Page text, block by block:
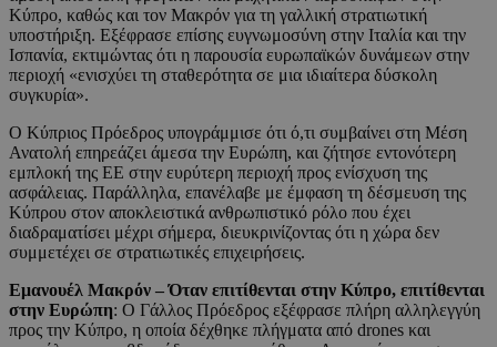
Κύπρο, καθώς και τον Μακρόν για τη γαλλική στρατιωτική
υποστήριξη. Εξέφρασε επίσης ευγνωμοσύνη στην Ιταλία και την
Ισπανία, εκτιμώντας ότι η παρουσία ευρωπαϊκών δυνάμεων στην
περιοχή «ενισχύει τη σταθερότητα σε μια ιδιαίτερα δύσκολη
συγκυρία».
Ο Κύπριος Πρόεδρος υπογράμμισε ότι ό,τι συμβαίνει στη Μέση
Ανατολή επηρεάζει άμεσα την Ευρώπη, και ζήτησε εντονότερη
εμπλοκή της ΕΕ στην ευρύτερη περιοχή προς ενίσχυση της
ασφάλειας. Παράλληλα, επανέλαβε με έμφαση τη δέσμευση της
Κύπρου στον αποκλειστικά ανθρωπιστικό ρόλο που έχει
διαδραματίσει μέχρι σήμερα, διευκρινίζοντας ότι η χώρα δεν
συμμετέχει σε στρατιωτικές επιχειρήσεις.
Εμανουέλ Μακρόν – Όταν επιτίθενται στην Κύπρο, επιτίθενται
στην Ευρώπη: Ο Γάλλος Πρόεδρος εξέφρασε πλήρη αλληλεγγύη
προς την Κύπρο, η οποία δέχθηκε πλήγματα από drones και